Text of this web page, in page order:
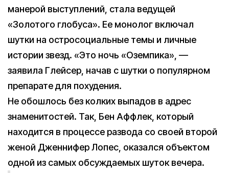
манерой выступлений, стала ведущей
«Золотого глобуса». Ее монолог включал
шутки на остросоциальные темы и личные
истории звезд. «Это ночь «Оземпика», —
заявила Глейсер, начав с шутки о популярном
препарате для похудения.
Не обошлось без колких выпадов в адрес
знаменитостей. Так, Бен Аффлек, который
находится в процессе развода со своей второй
женой Дженнифер Лопес, оказался объектом
одной из самых обсуждаемых шуток вечера.